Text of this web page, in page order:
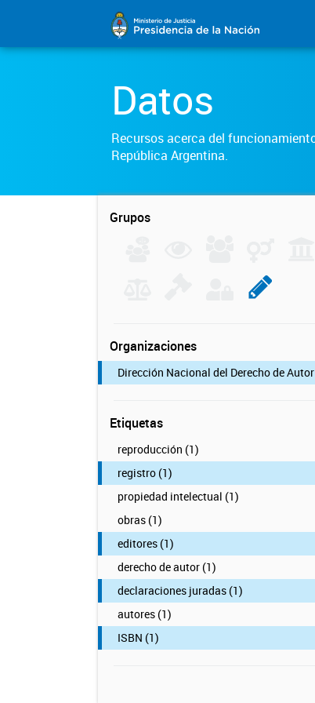
Datos
Recursos acerca del
República Argentina.
Grupos
Organizaciones
Dirección Nacional del Derecho de
Etiquetas
reproducción (1)
registro (1)
propiedad intelectual (1)
obras (1)
editores (1)
derecho de autor (1)
declaraciones juradas (1)
autores (1)
ISBN (1)